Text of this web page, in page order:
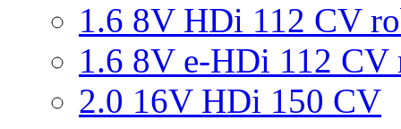
1.6 8V HDi 112 CV
1.6 8V e-HDi 112 CV
2.0 16V HDi 150 CV